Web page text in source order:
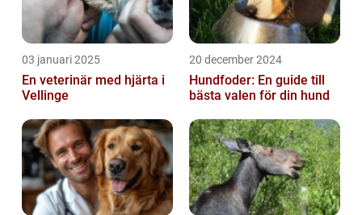
03 januari 2025
En veterinär med hjärta i
Vellinge
20 december 2024
Hundfoder: En guide till
bästa valen för din hund